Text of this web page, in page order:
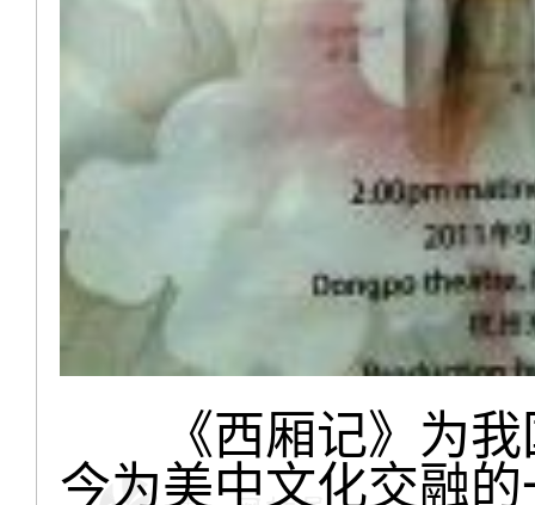
《西厢记》为我
今为美中文化交融